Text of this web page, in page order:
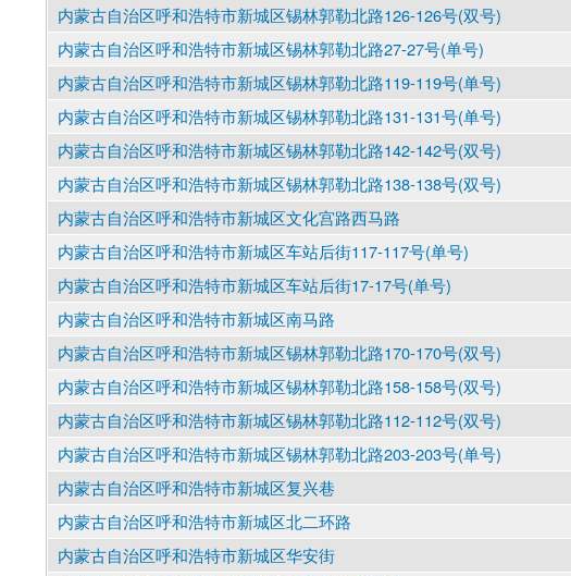
内蒙古自治区呼和浩特市新城区锡林郭勒北路126-126号(双号)
内蒙古自治区呼和浩特市新城区锡林郭勒北路27-27号(单号)
内蒙古自治区呼和浩特市新城区锡林郭勒北路119-119号(单号)
内蒙古自治区呼和浩特市新城区锡林郭勒北路131-131号(单号)
内蒙古自治区呼和浩特市新城区锡林郭勒北路142-142号(双号)
内蒙古自治区呼和浩特市新城区锡林郭勒北路138-138号(双号)
内蒙古自治区呼和浩特市新城区文化宫路西马路
内蒙古自治区呼和浩特市新城区车站后街117-117号(单号)
内蒙古自治区呼和浩特市新城区车站后街17-17号(单号)
内蒙古自治区呼和浩特市新城区南马路
内蒙古自治区呼和浩特市新城区锡林郭勒北路170-170号(双号)
内蒙古自治区呼和浩特市新城区锡林郭勒北路158-158号(双号)
内蒙古自治区呼和浩特市新城区锡林郭勒北路112-112号(双号)
内蒙古自治区呼和浩特市新城区锡林郭勒北路203-203号(单号)
内蒙古自治区呼和浩特市新城区复兴巷
内蒙古自治区呼和浩特市新城区北二环路
内蒙古自治区呼和浩特市新城区华安街